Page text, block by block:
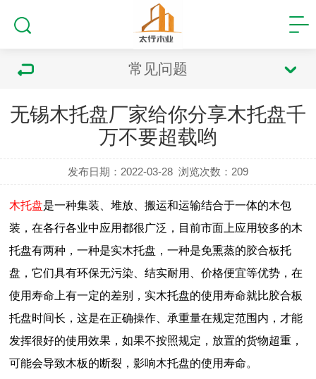
常见问题
无锡木托盘厂家给你分享木托盘千
万不要超载哟
发布日期：2022-03-28 浏览次数： 209
木托盘是一种集装、堆放、搬运和运输结合于一体的木包
装，在各行各业中应用都很广泛，目前市面上应用较多的木
托盘有两种，一种是实木托盘，一种是免熏蒸的胶合板托
盘，它们具有环保无污染、结实耐用、价格便宜等优势，在
使用寿命上有一定的差别，实木托盘的使用寿命就比胶合板
托盘时间长，这是在正确操作、承重量在规定范围内，才能
发挥很好的使用效果，如果不按照规定，放置的货物超重，
可能会导致木板的断裂，影响木托盘的使用寿命。